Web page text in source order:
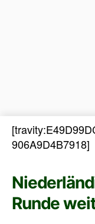
906A9D4B7918]
Runde